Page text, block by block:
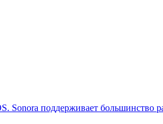
поддерживает большинство